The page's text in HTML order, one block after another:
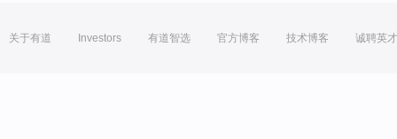
关于有道 Investors 有道智选 官方博客 技术博客 诚聘英才